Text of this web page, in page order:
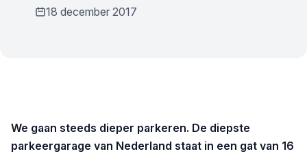
18 december 2017
We gaan steeds dieper parkeren. De diepste
parkeergarage van Nederland staat in een gat van 16